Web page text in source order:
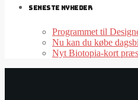
SENESTE NYHEDER
Programmet til
Nu kan du købe
Nyt Biotopia-kort